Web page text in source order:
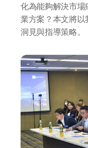
化為能夠解決市
業方案？本文將
洞見與指導策略。